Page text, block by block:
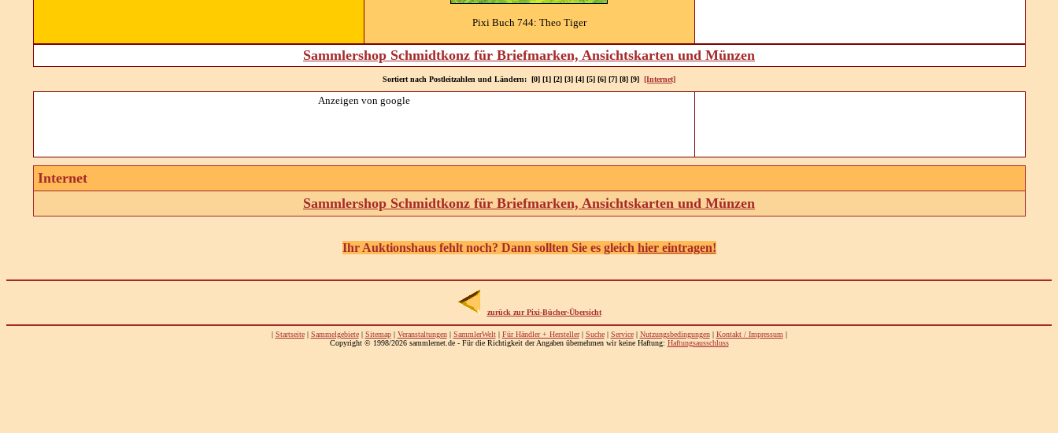
Pixi Buch 744: Theo Tiger
Sammlershop Schmidtkonz für Briefmarken, Ansichtskarten und Münzen
Sortiert nach Postleitzahlen und Ländern: [0] [1] [2] [3] [4] [5] [6] [7] [8] [9] [Internet]
Anzeigen von google
Internet
Sammlershop Schmidtkonz für Briefmarken, Ansichtskarten und Münzen
Ihr Auktionshaus fehlt noch? Dann sollten Sie es gleich hier eintragen!
zurück zur Pixi-Bücher-Übersicht
| Startseite| Sammelgebiete| Sitemap| Veranstaltungen| SammlerWelt| Für Händler + Hersteller| Suche| Service| Nutzungsbedingungen| Kontakt / Impressum |
Copyright © 1998/2026 sammlernet.de - Für die Richtigkeit der Angaben übernehmen wir keine Haftung: Haftungsausschluss